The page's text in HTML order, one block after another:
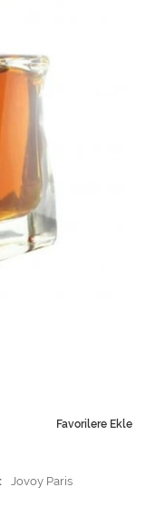
Favorilere Ekle
Jovoy Paris